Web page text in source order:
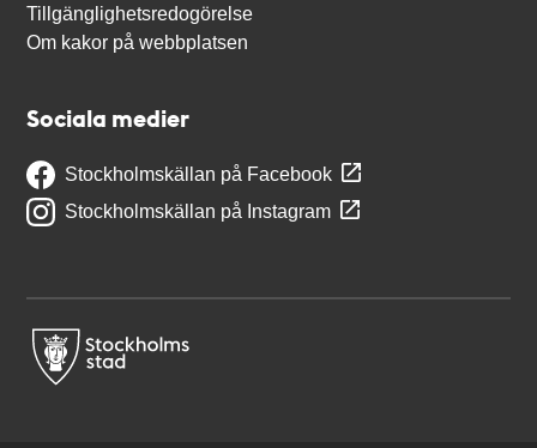
Tillgänglighetsredogörelse
Om kakor på webbplatsen
Sociala medier
Stockholmskällan på Facebook
Stockholmskällan på Instagram